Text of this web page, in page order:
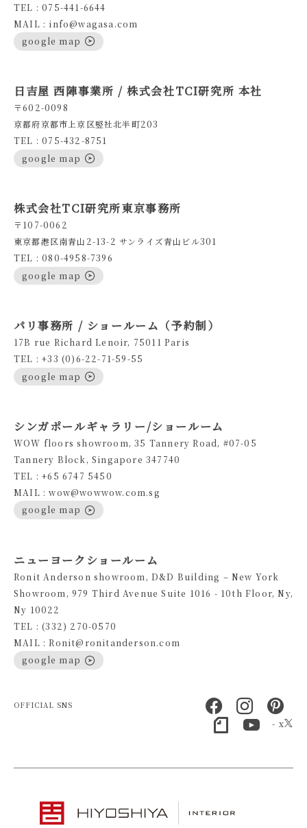
TEL : 075-441-6644
MAIL : info@wagasa.com
google map
日吉屋 西陣事業所 / 株式会社TCI研究所 本社
〒602-0098
京都府京都市上京区竪社北半町203
TEL : 075-432-8751
google map
株式会社TCI研究所東京事務所
〒107-0062
東京都港区南青山2-13-2 サンライズ青山ビル301
TEL : 080-4958-7396
google map
パリ事務所 / ショールーム（予約制）
17B rue Richard Lenoir, 75011 Paris
TEL : +33 (0)6-22-71-59-55
google map
シンガポールギャラリー/ショールーム
WOW floors showroom, 35 Tannery Road, #07-05
Tannery Block, Singapore 347740
TEL : +65 6747 5450
MAIL : wow@wowwow.com.sg
google map
ニューヨークショールーム
Ronit Anderson showroom, D&D Building – New York
Showroom, 979 Third Avenue Suite 1016 - 10th Floor, Ny,
Ny 10022
TEL : (332) 270-0570
MAIL : Ronit@ronitanderson.com
google map
OFFICIAL SNS
- x